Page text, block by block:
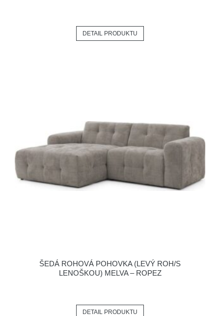
DETAIL PRODUKTU
ŠEDÁ ROHOVÁ POHOVKA (LEVÝ ROH/S
LENOŠKOU) MELVA – ROPEZ
DETAIL PRODUKTU